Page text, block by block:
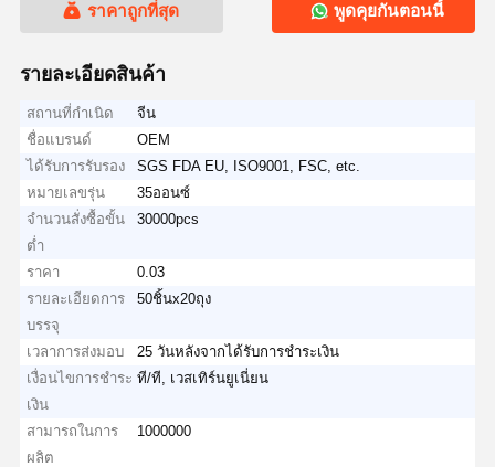
ราคาถูกที่สุด พูดคุยกันตอนนี้
รายละเอียดสินค้า
สถานที่กำเนิด
จีน
ชื่อแบรนด์
OEM
ได้รับการรับรอง
SGS FDA EU, ISO9001, FSC, etc.
หมายเลขรุ่น
35ออนซ์
จำนวนสั่งซื้อขั้น
ต่ำ
30000pcs
ราคา
0.03
รายละเอียดการ
บรรจุ
50ชิ้นx20ถุง
เวลาการส่งมอบ
25 วันหลังจากได้รับการชำระเงิน
เงื่อนไขการชำระ
เงิน
ที/ที, เวสเทิร์นยูเนี่ยน
สามารถในการ
ผลิต
1000000